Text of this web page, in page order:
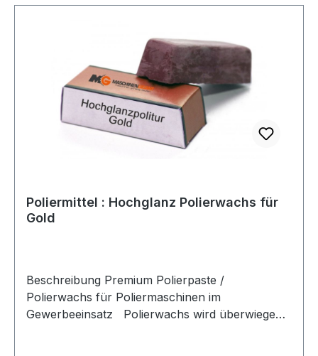
vorwiegend dazu eine möglichst scharfe
oder Silber steht jedoch die Oberflächenstruktur
- vorwiegend der Glanz - im Vordergrund.
Poliermittel : Hochglanz Polierwachs für
Gold
Beschreibung Premium Polierpaste /
Polierwachs für Poliermaschinen im
Gewerbeeinsatz Polierwachs wird überwiegend